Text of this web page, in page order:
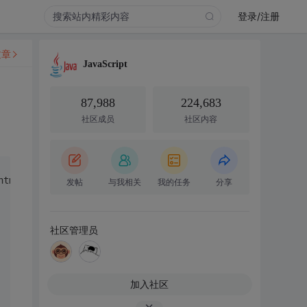
登录/注册
xhtml1-transitional.dtd">
JavaScript
87,988
社区成员
224,683
社区内容
发帖 与我相关 我的任务 分享
社区管理员
加入社区